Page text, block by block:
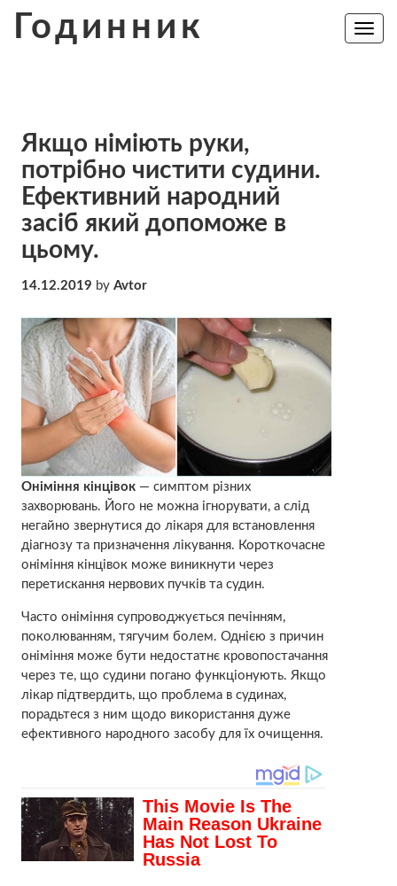
Годинник
Toggle
Якщо німіють руки,
потрібно чистити судини.
Ефективний народний
засіб який допоможе в
цьому.
14.12.2019 by Avtor
Оніміння кінцівок— симптом різних
захворювань. Його не можна ігнорувати, а слід
негайно звернутися до лікаря для встановлення
діагнозу та призначення лікування. Короткочасне
оніміння кінцівок може виникнути через
перетискання нервових пучків та судин.
Часто оніміння супроводжується печінням,
поколюванням, тягучим болем. Однією з причин
оніміння може бути недостатнє кровопостачання
через те, що судини погано функціонують. Якщо
лікар підтвердить, що проблема в судинах,
порадьтеся з ним щодо використання дуже
ефективного народного засобу для їх очищення.